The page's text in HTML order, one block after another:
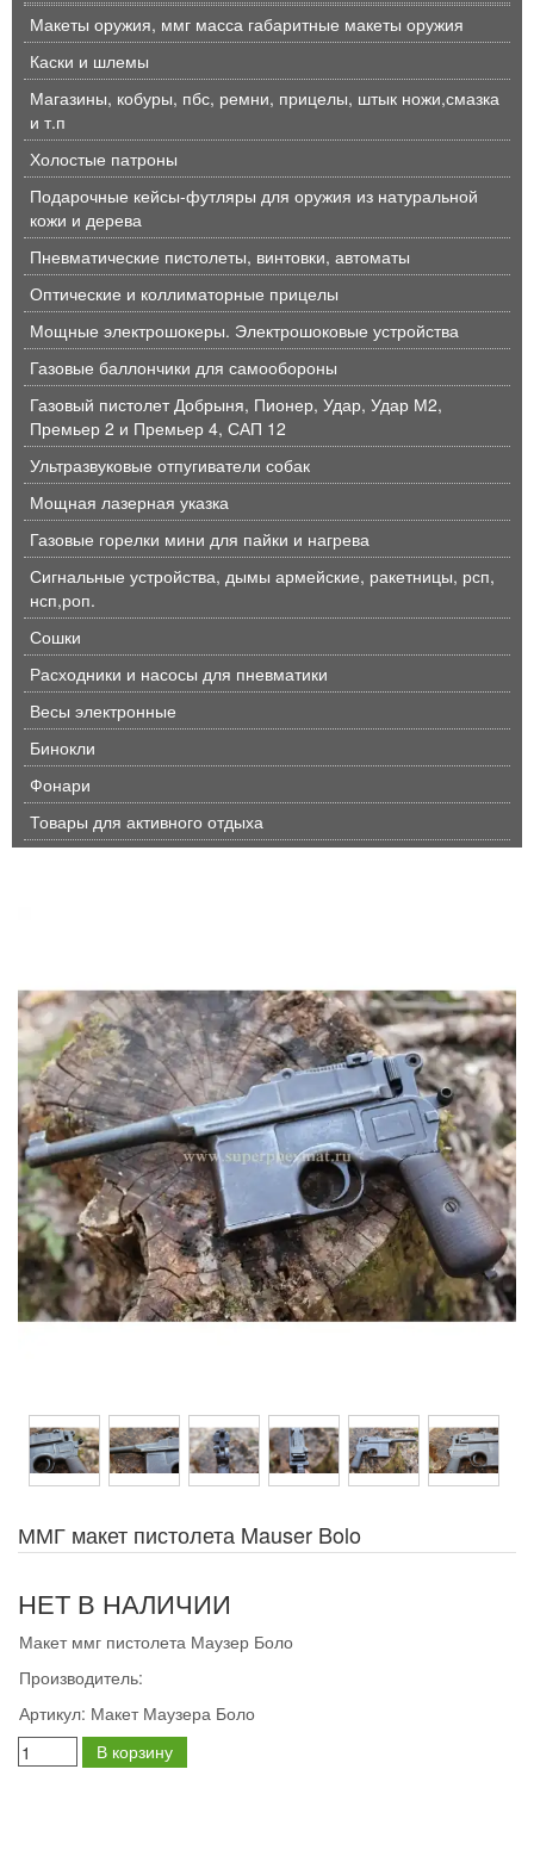
Макеты оружия, ммг масса габаритные макеты оружия
Каски и шлемы
Магазины, кобуры, пбс, ремни, прицелы, штык ножи,смазка
и т.п
Холостые патроны
Подарочные кейсы-футляры для оружия из натуральной
кожи и дерева
Пневматические пистолеты, винтовки, автоматы
Оптические и коллиматорные прицелы
Мощные электрошокеры. Электрошоковые устройства
Газовые баллончики для самообороны
Газовый пистолет Добрыня, Пионер, Удар, Удар М2,
Премьер 2 и Премьер 4, САП 12
Ультразвуковые отпугиватели собак
Мощная лазерная указка
Газовые горелки мини для пайки и нагрева
Сигнальные устройства, дымы армейские, ракетницы, рсп,
нсп,роп.
Сошки
Расходники и насосы для пневматики
Весы электронные
Бинокли
Фонари
Товары для активного отдыха
ММГ макет пистолета Mauser Bolo
НЕТ В НАЛИЧИИ
Макет ммг пистолета Маузер Боло
Производитель:
Артикул: Макет Маузера Боло
В корзину